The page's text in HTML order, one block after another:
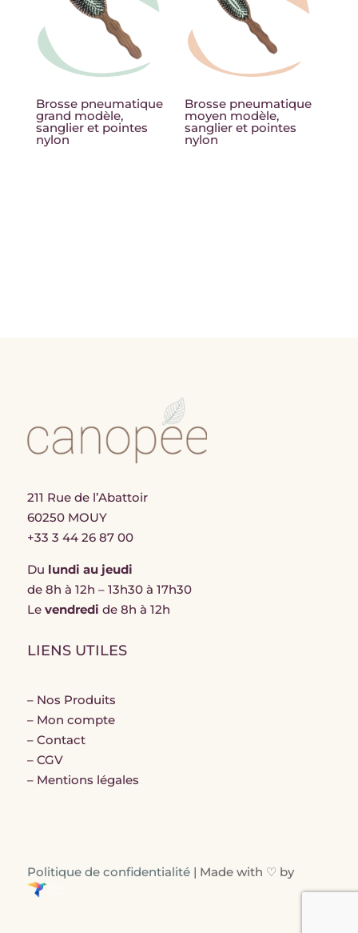
Brosse pneumatique
grand modèle,
sanglier et pointes
nylon
Brosse pneumatique
moyen modèle,
sanglier et pointes
nylon
211 Rue de l’Abattoir
60250 MOUY
+33 3 44 26 87 00
Du lundi au jeudi
de 8h à 12h – 13h30 à 17h30
Le vendredi de 8h à 12h
LIENS UTILES
– Nos Produits
– Mon compte
– Contact
– CGV
– Mentions légales
Politique de confidentialité| Made with ♡ by